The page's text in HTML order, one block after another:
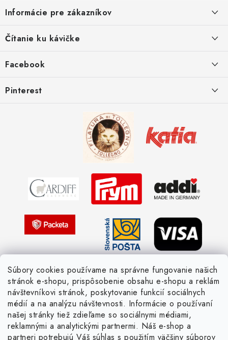
Súbory cookies používame na správne fungovanie našich
stránok e-shopu, prispôsobenie obsahu e-shopu a reklám
návštevníkovi stránok, poskytovanie funkcií sociálnych
médií a na analýzu návštevnosti. Informácie o používaní
našej stránky tiež zdieľame so sociálnymi médiami,
reklamnými a analytickými partnermi. Náš e-shop a
partneri potrebujú Váš súhlas s použitím väčšiny súborov
p
ä
Informácie pre zákazníkov
Kedy objednáme nový tovar
Žiadosť dotknutej osoby
Čítanie ku kávičke
Ako sa orientovať v hrúbke priadzí
Pletený slovník anglicky-česky
Pletený slovník česky-anglicky
Facebook
Pinterest